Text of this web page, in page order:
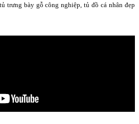
trưng bày gỗ công nghiệp, tủ đồ cá nhân đẹp